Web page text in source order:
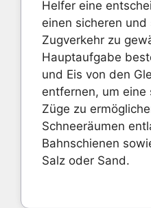
Helfer eine
einen sicheren
Zugverkehr zu
Hauptaufgabe
und Eis von den
entfernen, um eine
Züge zu
Schneeräumen
Bahnschienen
Salz oder Sand.